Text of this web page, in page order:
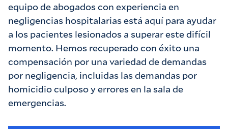
equipo de abogados con experiencia en
negligencias hospitalarias está aquí para ayudar
a los pacientes lesionados a superar este difícil
momento. Hemos recuperado con éxito una
compensación por una variedad de demandas
por negligencia, incluidas las demandas por
homicidio culposo y errores en la sala de
emergencias.